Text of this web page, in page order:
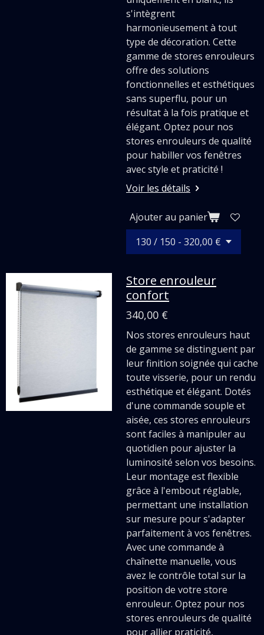
s'intègrent
harmonieusement à tout
type de décoration. Cette
gamme de stores enrouleurs
offre des solutions
fonctionnelles et esthétiques
sans superflu, pour un
résultat à la fois pratique et
élégant. Optez pour nos
stores enrouleurs de qualité
pour habiller vos fenêtres
avec style et praticité !
Voir les détails
Ajouter au panier
Store enrouleur
confort
340,00 €
Nos stores enrouleurs haut
de gamme se distinguent par
leur finition soignée qui cache
toute visserie, pour un rendu
esthétique et élégant. Dotés
d'une commande souple et
aisée, ces stores enrouleurs
sont faciles à manipuler au
quotidien pour ajuster la
luminosité selon vos besoins.
Leur montage est flexible
grâce à l'embout réglable,
permettant une installation
sur mesure pour s'adapter
parfaitement à vos fenêtres.
Avec une commande à
chaînette manuelle, vous
avez le contrôle total sur la
position de votre store
enrouleur. Optez pour nos
stores enrouleurs de qualité
pour allier praticité,